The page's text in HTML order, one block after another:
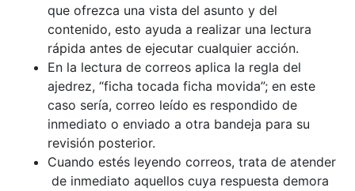
que ofrezca una vista del asunto y del
contenido, esto ayuda a realizar una lectura
rápida antes de ejecutar cualquier acción.
En la lectura de correos aplica la regla del
ajedrez, “ficha tocada ficha movida”; en este
caso sería, correo leído es respondido de
inmediato o enviado a otra bandeja para su
revisión posterior.
Cuando estés leyendo correos, trata de atender
de inmediato aquellos cuya respuesta demora